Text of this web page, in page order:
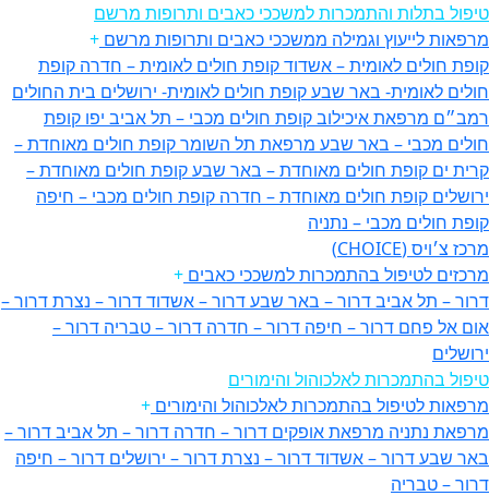
טיפול בתלות והתמכרות למשככי כאבים ותרופות מרשם
מרפאות לייעוץ וגמילה ממשככי כאבים ותרופות מרשם +
קופת חולים לאומית – אשדודקופת חולים לאומית – חדרה קופת
חולים לאומית- באר שבעקופת חולים לאומית- ירושלים בית החולים
רמב״ם מרפאת איכילובקופת חולים מכבי – תל אביב יפו קופת
חולים מכבי – באר שבע מרפאת תל השומרקופת חולים מאוחדת –
קרית ים קופת חולים מאוחדת – באר שבעקופת חולים מאוחדת –
ירושלים קופת חולים מאוחדת – חדרה קופת חולים מכבי – חיפה
קופת חולים מכבי – נתניה
מרכז צ׳ויס (CHOICE)
מרכזים לטיפול בהתמכרות למשככי כאבים +
דרור – תל אביבדרור – באר שבעדרור – אשדודדרור – נצרתדרור –
אום אל פחם דרור – חיפה דרור – חדרה דרור – טבריה דרור –
ירושלים
טיפול בהתמכרות לאלכוהול והימורים
מרפאות לטיפול בהתמכרות לאלכוהול והימורים +
מרפאת נתניה מרפאת אופקים דרור – חדרה דרור – תל אביבדרור –
באר שבעדרור – אשדודדרור – נצרתדרור – ירושלים דרור – חיפה
דרור – טבריה